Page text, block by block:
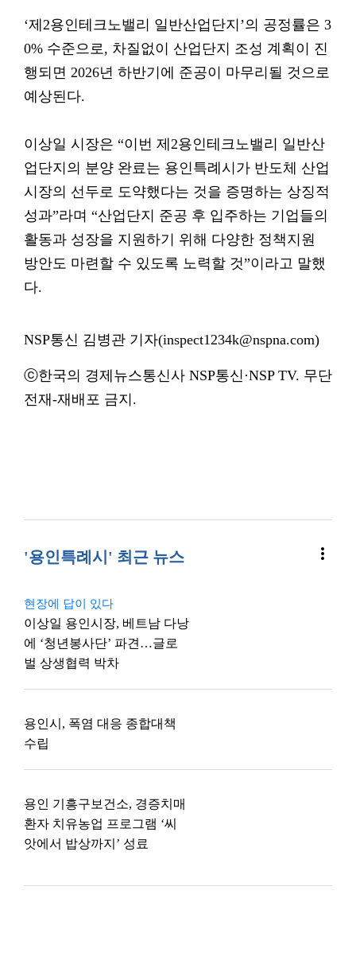
‘제2용인테크노밸리 일반산업단지’의 공정률은 3
0% 수준으로, 차질없이 산업단지 조성 계획이 진
행되면 2026년 하반기에 준공이 마무리될 것으로
예상된다.
이상일 시장은 “이번 제2용인테크노밸리 일반산
업단지의 분양 완료는 용인특례시가 반도체 산업
시장의 선두로 도약했다는 것을 증명하는 상징적
성과”라며 “산업단지 준공 후 입주하는 기업들의
활동과 성장을 지원하기 위해 다양한 정책지원
방안도 마련할 수 있도록 노력할 것”이라고 말했
다.
NSP통신 김병관 기자(inspect1234k@nspna.com)
ⓒ한국의 경제뉴스통신사 NSP통신·NSP TV. 무단
전재-재배포 금지.
'용인특례시' 최근 뉴스 more_vert
현장에 답이 있다
이상일 용인시장, 베트남 다낭
에 ‘청년봉사단’ 파견…글로
벌 상생협력 박차
용인시, 폭염 대응 종합대책
수립
용인 기흥구보건소, 경증치매
환자 치유농업 프로그램 ‘씨
앗에서 밥상까지’ 성료